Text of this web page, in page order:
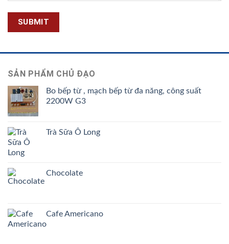
SẢN PHẨM CHỦ ĐẠO
Bo bếp từ , mạch bếp từ đa năng, công suất
2200W G3
Trà Sữa Ô Long
Chocolate
Cafe Americano